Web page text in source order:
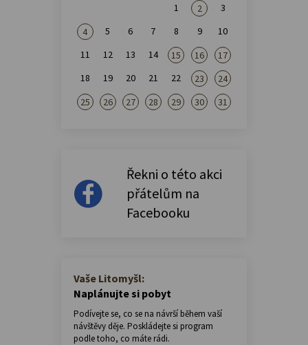
1
2
3
4
5 6 7 8 9
10
11
12 13 14 15 16
17
18
19 20 21 22 23
24
25
26 27 28 29 30 31
Řekni o této akci
přátelům na
Facebooku
Vaše Litomyšl:
Naplánujte si pobyt
Podívejte se, co se na návrší během vaší
návštěvy děje. Poskládejte si program
podle toho, co máte rádi.